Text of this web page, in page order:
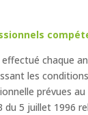
chaque
les
prévues au
du 5 juillet 1996